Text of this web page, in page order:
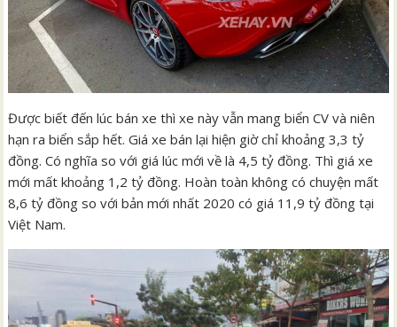
Được biết đến lúc bán xe thì xe này vẫn mang biển CV và niên
hạn ra biển sắp hết. Giá xe bán lại hiện giờ chỉ khoảng 3,3 tỷ
đồng. Có nghĩa so với giá lúc mới về là 4,5 tỷ đồng. Thì giá xe
mới mất khoảng 1,2 tỷ đồng. Hoàn toàn không có chuyện mất
8,6 tỷ đồng so với bản mới nhất 2020 có giá 11,9 tỷ đồng tại
Việt Nam.